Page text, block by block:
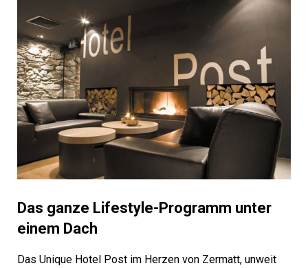
Das ganze Lifestyle-Programm unter
einem Dach
Das Unique Hotel Post im Herzen von Zermatt, unweit